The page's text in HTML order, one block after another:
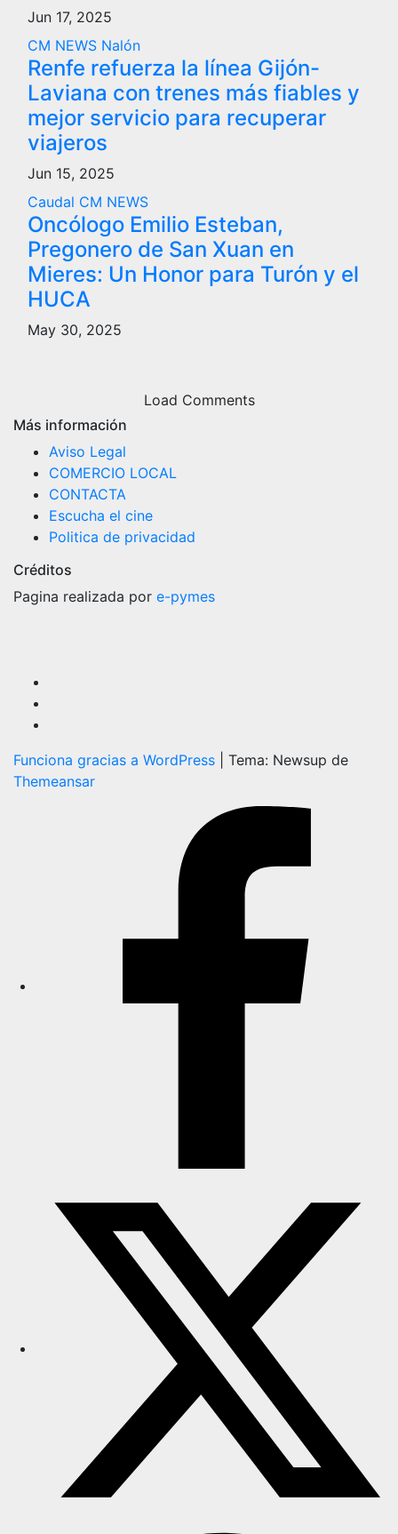
Jun 17, 2025
CM NEWS Nalón
Renfe refuerza la línea Gijón-
Laviana con trenes más fiables y
mejor servicio para recuperar
viajeros
Jun 15, 2025
Caudal CM NEWS
Oncólogo Emilio Esteban,
Pregonero de San Xuan en
Mieres: Un Honor para Turón y el
HUCA
May 30, 2025
Load Comments
Más información
Aviso Legal
COMERCIO LOCAL
CONTACTA
Escucha el cine
Politica de privacidad
Créditos
Pagina realizada por e-pymes
Funciona gracias a WordPress
Tema: Newsup de
Themeansar